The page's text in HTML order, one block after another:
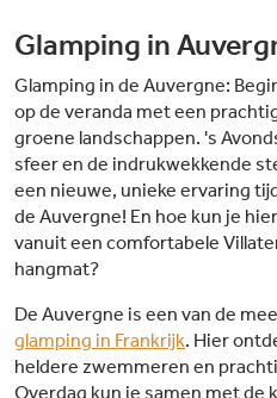
Glamping in
Glamping in de Auvergne:
op de veranda met een
groene landschappen. 's
sfeer en de indrukwekkende
een nieuwe, unieke ervaring
de Auvergne! En hoe kun je
vanuit een comfortabele
hangmat?
De Auvergne is een van de
glamping in Frankrijk. Hier
heldere zwemmeren en
Overdag kun je samen met de